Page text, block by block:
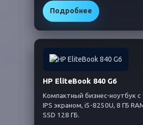
Подробнее
HP EliteBook 840 G6
Компактный бизнес-ноутбук с
IPS экраном, i5-8250U, 8 ГБ
SSD 128 ГБ.